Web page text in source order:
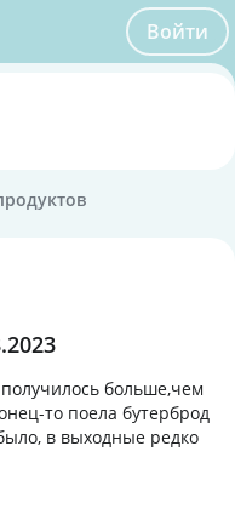
Войти
больше,чем
то поела бутерброд
в выходные редко